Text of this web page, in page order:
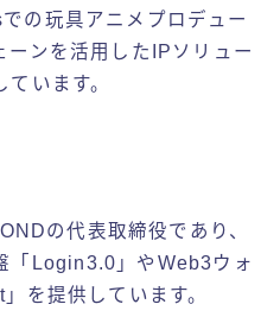
の玩具アニメプロデュー
ーンを活用したIPソリュー
います。
の代表取締役であり、
「Login3.0」やWeb3ウォ
を提供しています。